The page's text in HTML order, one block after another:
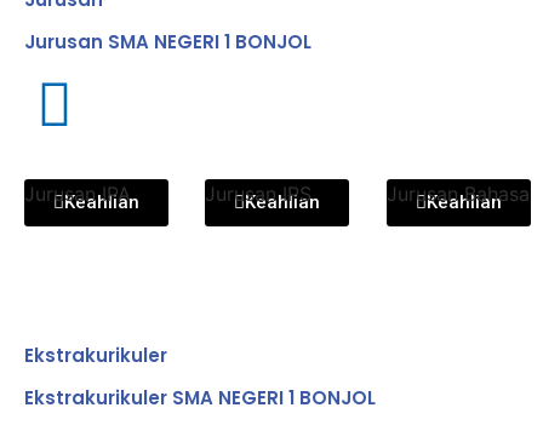
Jurusan SMA NEGERI 1 BONJOL
Keahlian
Jurusan IPA Keahlian
Jurusan IPS Keahlian
Jurusan Bahasa
Ekstrakurikuler
Ekstrakurikuler SMA NEGERI 1 BONJOL